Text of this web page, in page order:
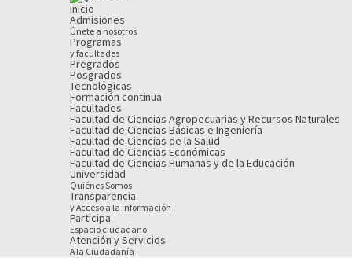
Inicio
Admisiones
Únete a nosotros
Programas
y facultades
Pregrados
Posgrados
Tecnológicas
Formación continua
Facultades
Facultad de Ciencias Agropecuarias y Recursos Naturales
Facultad de Ciencias Básicas e Ingeniería
Facultad de Ciencias de la Salud
Facultad de Ciencias Económicas
Facultad de Ciencias Humanas y de la Educación
Universidad
Quiénes Somos
Transparencia
y Acceso a la información
Participa
Espacio ciudadano
Atención y Servicios
A la Ciudadanía